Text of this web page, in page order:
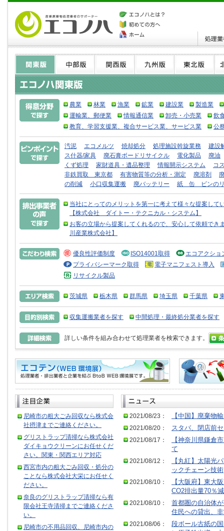
農業 林業 漁業 鉱業 建設業
製造業
運輸業、郵便業
情報通信業 卸売・小売業
飲
教育、学習支援業、複合サービス業、サービス業
公
汚泥 エコメルツ 焼却処分 処理施設斡旋業務
建設
ス什器/家具
廃石膏ボードリサイクル 電化製品
廃油
くず処理
家財道具・遺品整理 情報開示システム
コ
非鉄買取 東京都
有害物質等の分析・測定 廃溶剤
の削減
小口収集運搬 廃バッテリー 紙 缶 ビンのリ
当社にとってのメリットを第一に考えて様々な提案し
【株式会社 ダイトー・テクニカル・システム】
お客の立場から提案してくれるので、安心して依頼で
川産業株式会社】
優良性評価制度 ISO14001取得
エコアクショ
プライバシーマーク取得
電子マニフェスト導入
リサイクル製品
茨城県 栃木県 群馬県 埼玉県 千葉県
収集運搬業者を探す 中間処理・最終処分業者を探す
詳しい条件を組み合わせて処理業者を検索できます。
尼崎市の粗大ごみ回収なら株式会
社摂津までご連絡ください。
グリストラップ清掃なら株式会社
ダイキョウクリーンにお任せくだ
さい。関東・関西エリア対応
西宮市内の粗大ごみ回収・処分の
ことなら株式会社大栄にお任せく
ださい。
奈良のグリストラップ清掃なら有
限会社王寺清掃までご連絡くださ
い。
尼崎市の不用品回収、尼崎市内の
2021/08/23：
【中国】廃棄物
2021/08/20：
スタバ、閉店前
2021/08/17：
【神奈川県鎌倉
て
2021/08/12：
【丸紅】太陽光
ックチェーン技術
2021/08/10：
【大阪府】東大
CO2排出量70％減
2021/08/10：
首都圏の自治体
住民への貸出、
2021/08/06：
段ボール古紙の